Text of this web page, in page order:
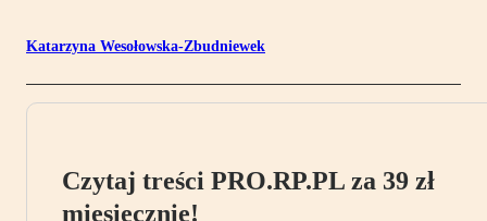
Katarzyna Wesołowska-Zbudniewek
Czytaj treści PRO.RP.PL za 39 zł
miesięcznie!